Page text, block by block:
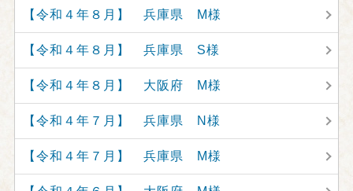
【令和４年８月】 兵庫県 M様
【令和４年８月】 兵庫県 S様
【令和４年８月】 大阪府 M様
【令和４年７月】 兵庫県 N様
【令和４年７月】 兵庫県 M様